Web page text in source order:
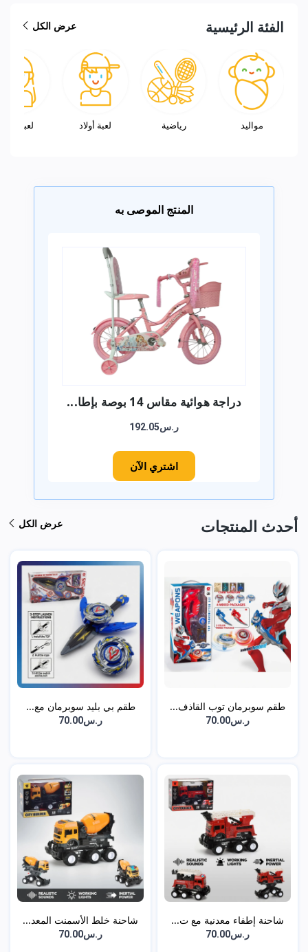
الفئة الرئيسية عرض الكل
مواليد رياضية لعبة أولاد لعبة بنات
المنتج الموصى به
دراجة هوائية مقاس 14 بوصة بإطا...
ر.س192.05
اشتري الآن
أحدث المنتجات عرض الكل
طقم سوبرمان توب القاذف...
ر.س70.00
طقم بي بليد سوبرمان مع...
ر.س70.00
شاحنة إطفاء معدنية مع ت...
ر.س70.00
شاحنة خلط الأسمنت المعد...
ر.س70.00